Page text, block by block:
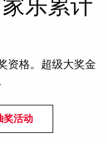
乐累计
资格。超级大奖金
奖活动